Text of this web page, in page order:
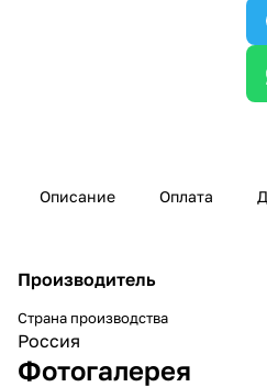
Описание Оплата
Производитель
Страна производства
Россия
Фотогалерея